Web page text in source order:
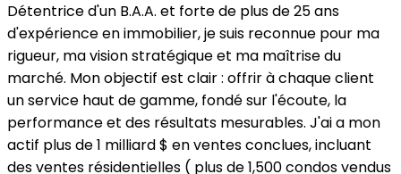
Détentrice d'un B.A.A. et forte de plus de 25 ans
d'expérience en immobilier, je suis reconnue pour ma
rigueur, ma vision stratégique et ma maîtrise du
marché. Mon objectif est clair : offrir à chaque client
un service haut de gamme, fondé sur l'écoute, la
performance et des résultats mesurables. J'ai a mon
actif plus de 1 milliard $ en ventes conclues, incluant
des ventes résidentielles ( plus de 1,500 condos vendus